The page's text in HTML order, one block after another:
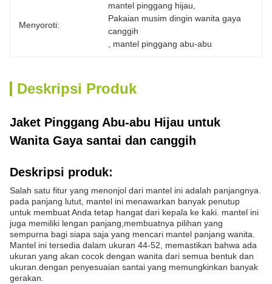
Menyoroti:
mantel pinggang hijau
Pakaian musim dingin wanita gaya
canggih
mantel pinggang abu-abu
Deskripsi Produk
Jaket Pinggang Abu-abu Hijau untuk
Wanita Gaya santai dan canggih
Deskripsi produk:
Salah satu fitur yang menonjol dari mantel ini adalah panjangnya.
pada panjang lutut, mantel ini menawarkan banyak penutup
untuk membuat Anda tetap hangat dari kepala ke kaki. mantel ini
juga memiliki lengan panjang,membuatnya pilihan yang
sempurna bagi siapa saja yang mencari mantel panjang wanita.
Mantel ini tersedia dalam ukuran 44-52, memastikan bahwa ada
ukuran yang akan cocok dengan wanita dari semua bentuk dan
ukuran.dengan penyesuaian santai yang memungkinkan banyak
gerakan.